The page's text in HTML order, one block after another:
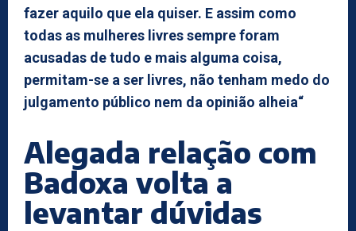
fazer aquilo que ela quiser. E assim como
todas as mulheres livres sempre foram
acusadas de tudo e mais alguma coisa,
permitam-se a ser livres, não tenham medo do
julgamento público nem da opinião alheia“
Alegada relação com
Badoxa volta a
levantar dúvidas